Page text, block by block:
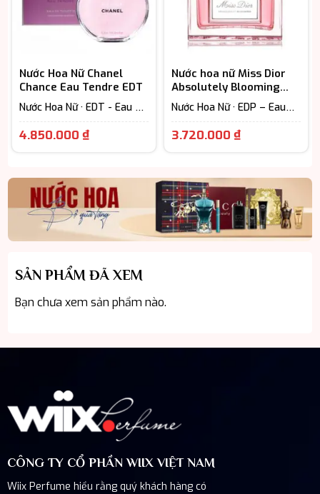
Nước Hoa Nữ Chanel
Chance Eau Tendre EDT
Nước Hoa Nữ · EDT - Eau De
6h) · Floral – Hương hoa cỏ
4.850.000₫Giá
là:
4.850.000 ₫.
Nước hoa nữ Miss Dior
Absolutely Blooming
EDP chính hãng
Nước Hoa Nữ · EDP – Eau
7-12h) · Floral – Hương hoa
3.720.000 ₫Giá
là:
3.720.000
SẢN PHẨM ĐÃ XEM
Bạn chưa xem sản phẩm nào.
CÔNG TY CỔ PHẦN WIIX VIỆT NAM
Wiix Perfume hiểu rằng quý khách hàng có